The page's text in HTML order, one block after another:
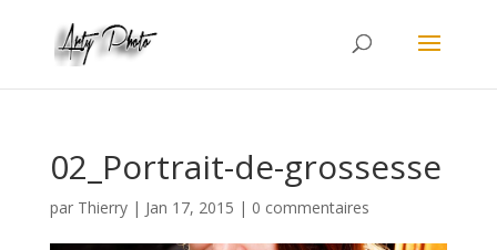
02_Portrait-de-grossesse
par Thierry| Jan 17, 2015 | 0 commentaires